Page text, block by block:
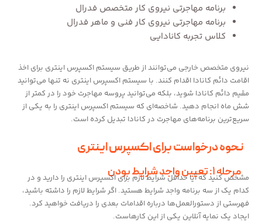
برنامه مهاجرتی نیروی کار متخصص فدرال
برنامه مهاجرتی نیروی کار فنی و ماهر فدرال
کلاس تجربه کانادایی
نیروی متخصص خارجی می‌توانند از طریق سیستم اکسپرس اینتری برای اخذ
اقامت دائم کانادا اقدام کنند. با سیستم اکسپرس اینتری نه تنها می‌توانید
مقیم دائم کانادا شوید، بلکه می‌توانید پروسه مهاجرت خود را در کمتر از
شش ماه انجام دهید. شاخصه‌ای که سیستم اکسپرس اینتری را به یکی از
سریع‌ترین برنامه‌های مهاجرت در کانادا تبدیل کرده است.
نحوه درخواست برای اکسپرس اینتری
مرحله ۱: تعیین واجد شرایط بودن
مشخص کنید که آیا حداقل شرایط لازم برای اکسپرس اینتری را دارید و در
کدام یک از سه برنامه واجد شرایط هستید. اگر شرایط لازم را داشته باشید،
فهرستی از دستورالعمل‌ها درباره اقدامات بعدی را دریافت خواهید کرد.
ایجاد یک نمایه آنلاین یکی از این کارهاست.